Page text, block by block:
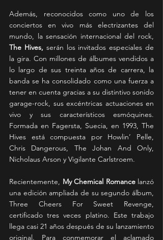
Además, reconocidos como uno de los
conciertos en vivo más electrizantes del
The Hives, serán los invitados especiales de
la gira. Con millones de álbumes vendidos a
lo largo de sus treinta años de carrera, la
banda se ha consolidado como una fuerza a
tener en cuenta gracias a su distintivo sonido
garage-rock, sus excéntricas actuaciones en
vivo y sus característicos esmóquines.
Formada en Fagersta, Suecia, en 1993, The
Hives está compuesta por Howlin’ Pelle,
Chris Dangerous, The Johan And Only,
Nicholaus Arson y Vigilante Carlstroem.
Recientemente, My Chemical Romance lanzó
una edición ampliada de su segundo álbum,
Three Cheers For Sweet Revenge,
certificado tres veces platino. Este trabajo
llega casi 21 años después de su lanzamiento
original. Para conmemorar el aclamado